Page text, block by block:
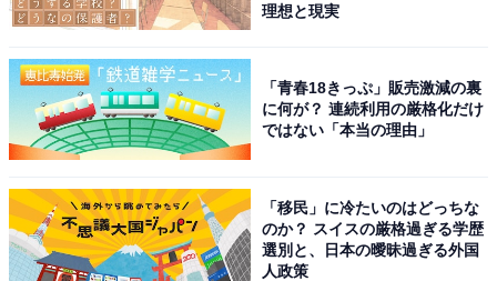
秋保温泉 篝火の湯 緑水亭（画像：「秋保温泉 篝火の湯 緑水亭」公式Web
サイトより）
眺望と広大な庭園が自慢の宿です。宿の名を冠した「篝
火の湯」は夜になると篝火が灯り、幻想的な雰囲気の中
で自家源泉を堪能できる露天風呂が人気です。食事は、
理想と現実
「青春18きっぷ」販売激減の裏
に何が？ 連続利用の厳格化だけ
ではない「本当の理由」
「移民」に冷たいのはどっちな
のか？ スイスの厳格過ぎる学歴
選別と、日本の曖昧過ぎる外国
人政策